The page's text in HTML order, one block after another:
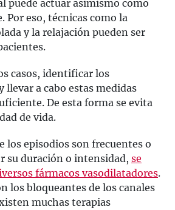
puede actuar asimismo como
Por eso, técnicas como la
y la relajación pueden ser
casos, identificar los
llevar a cabo estas medidas
De esta forma se evita
de vida.
los episodios son frecuentes o
su duración o intensidad, se
fármacos vasodilatadores.
los bloqueantes de los canales
muchas terapias